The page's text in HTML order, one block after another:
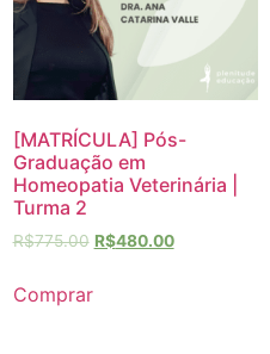
[MATRÍCULA] Pós-
Graduação em
Homeopatia Veterinária |
Turma 2
R$775.00 R$480.00
Comprar